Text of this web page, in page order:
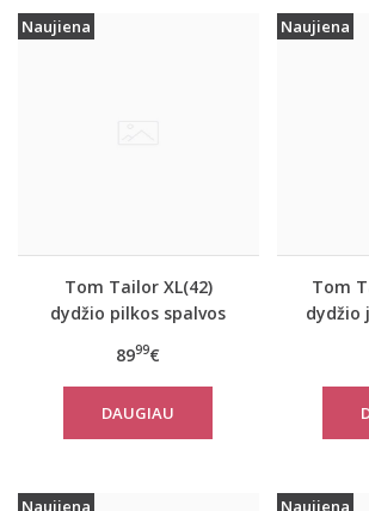
Naujiena
Tom Tailor XL(42)
dydžio pilkos spalvos
paltas Tom Tailor
10367
8999€
DAUGIAU
Naujiena
Tom
dydžio
Naujiena Naujiena